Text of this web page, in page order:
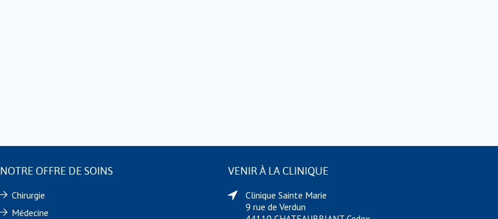
NOTRE OFFRE DE SOINS
Chirurgie
Médecine
VENIR À LA CLINIQUE
Clinique Sainte Marie
9 rue de Verdun